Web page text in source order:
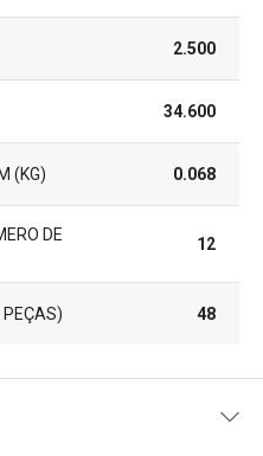
2.500
34.600
(KG) 0.068
DE
12
48